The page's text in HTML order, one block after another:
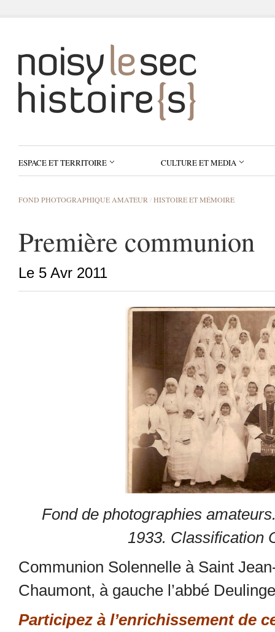
ESPACE ET TERRITOIRE CULTURE ET MEDIA
FOND PHOTOGRAPHIQUE AMATEUR /HISTOIRE ET MÉMOIRE
Première communion
Le 5 Avr 2011
Fond de photographies
1933. Classification
Communion Solennelle à Saint
Chaumont, à gauche l’abbé
Participez à l’enrichissement de